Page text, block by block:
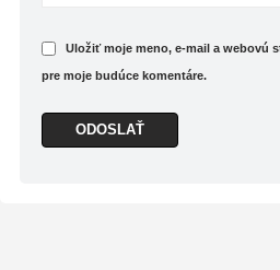
Uložiť moje meno, e-mail a webovú
pre moje budúce komentáre.